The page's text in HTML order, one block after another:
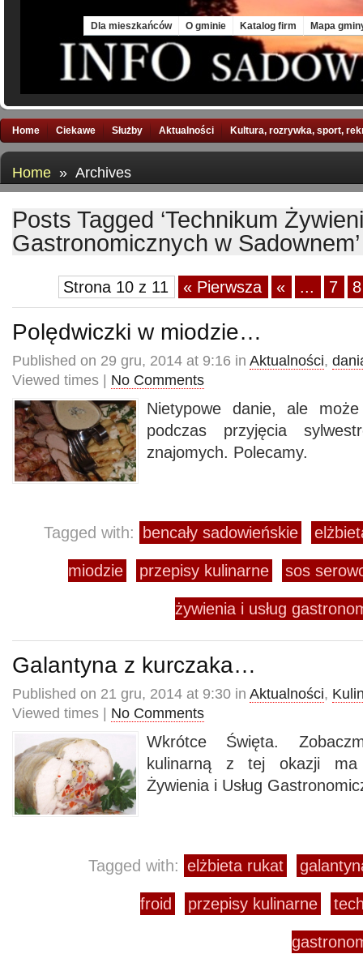
Dla mieszkańców O gminie Katalog firm Mapa
Home Ciekawe Służby Aktualności Kultura, rozrywka, sport,
Home » Archives
Posts Tagged ‘Technikum
Gastronomicznych w Sadownem’
Strona 10 z 11 « Pierwsza « ... 7 8
Polędwiczki w miodzie…
Published on 29 gru, 2014 at 9:16 in Aktualności,
Viewed times | No Comments
Nietypowe danie, ale
podczas przyjęcia
znajomych. Polecamy.
Tagged with: bencały sadowieńskie
miodzie przepisy kulinarne sos
żywienia i usług
Galantyna z kurczaka…
Published on 21 gru, 2014 at 9:30 in Aktualności,
Viewed times | No Comments
Wkrótce Święta.
kulinarną z tej okazji
Żywienia i Usług
Tagged with: elżbieta rukat
froid przepisy kulinarne